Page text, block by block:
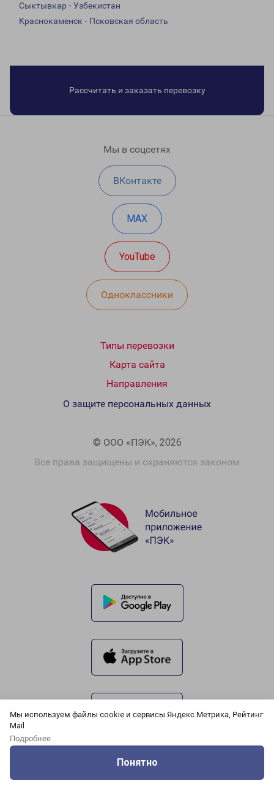
Мы используем файлы cookie и сервисы Яндекс.Метрика, Рейтинг
Mail
Подробнее
Понятно
Сыктывкар - Узбекистан
Краснокаменск - Псковская область
Рассчитать и заказать перевозку
Мы в соцсетях
ВКонтакте
MAX
YouTube
Одноклассники
Типы перевозки
Карта сайта
Направления
© ООО «ПЭК», 2026
Все права защищены и охраняются законом
О защите персональных данных